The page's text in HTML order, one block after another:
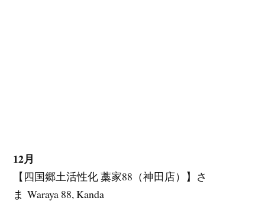
12月
【四国郷土活性化 藁家88（神田店）】さ
ま Waraya 88, Kanda